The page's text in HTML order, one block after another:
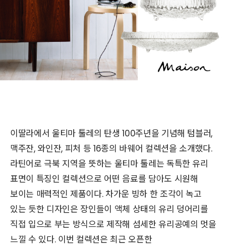
이딸라에서 울티마 툴레의 탄생 100주년을 기념해 텀블러,
맥주잔, 와인잔, 피처 등 16종의 바웨어 컬렉션을 소개했다.
라틴어로 극북 지역을 뜻하는 울티마 툴레는 독특한 유리
표면이 특징인 컬렉션으로 어떤 음료를 담아도 시원해
보이는 매력적인 제품이다. 차가운 빙하 한 조각이 녹고
있는 듯한 디자인은 장인들이 액체 상태의 유리 덩어리를
직접 입으로 부는 방식으로 제작해 섬세한 유리공예의 멋을
느낄 수 있다. 이번 컬렉션은 최근 오픈한